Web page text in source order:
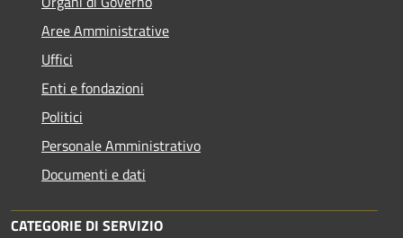
Aree Amministrative
Uffici
Enti e fondazioni
Politici
Personale Amministrativo
Documenti e dati
CATEGORIE DI SERVIZIO